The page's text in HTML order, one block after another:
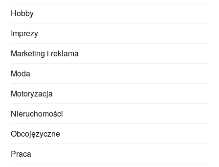
Hobby
Imprezy
Marketing i reklama
Moda
Motoryzacja
Nieruchomości
Obcojęzyczne
Praca